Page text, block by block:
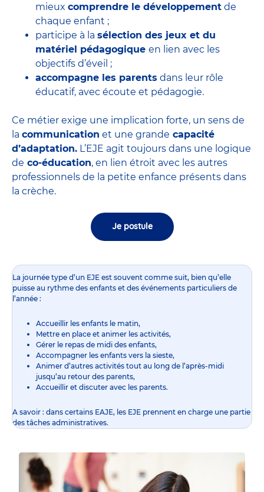
mieux comprendre le développement de
chaque enfant ;
participe à la sélection des jeux et du
matériel pédagogique en lien avec les
objectifs d’éveil ;
accompagne les parents dans leur rôle
éducatif, avec écoute et pédagogie.
Ce métier exige une implication forte, un sens de
la communication et une grande capacité
d’adaptation. L’EJE agit toujours dans une logique
de co-éducation, en lien étroit avec les autres
professionnels de la petite enfance présents dans
la crèche.
Je postule
La journée type d’un EJE est souvent comme suit, bien qu’elle
puisse au rythme des enfants et des événements particuliers de
l’année :
Accueillir les enfants le matin,
Mettre en place et animer les activités,
Gérer le repas de midi des enfants,
Accompagner les enfants vers la sieste,
Animer d’autres activités tout au long de l’après-midi
jusqu’au retour des parents,
Accueillir et discuter avec les parents.
A savoir : dans certains EAJE, les EJE prennent en charge une partie
des tâches administratives.